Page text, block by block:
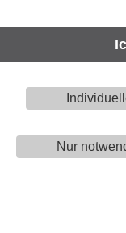
Nur